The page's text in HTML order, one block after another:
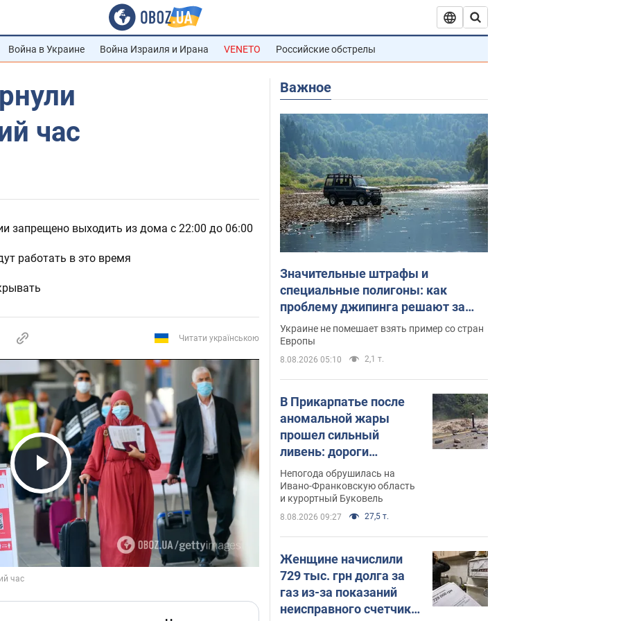
Война в Украине Война Израиля и Ирана VENETO Российские обстрелы
час
запрещено выходить из дома с 22:00 до 06:00
работать в это время
Читати українською
Play Video
Важное
Значительные штрафы и
специальные полигоны: как
проблему джипинга решают за
границей
Украине не помешает взять пример со стран
Европы
8.08.2026 05:10 2,1 т.
В Прикарпатье после
аномальной жары
прошел сильный
ливень: дороги
превратились в реки.
Видео
Непогода обрушилась на
Ивано-Франковскую область
и курортный Буковель
8.08.2026 09:27 27,5 т.
Женщине начислили
729 тыс. грн долга за
газ из-за показаний
неисправного счетчика: